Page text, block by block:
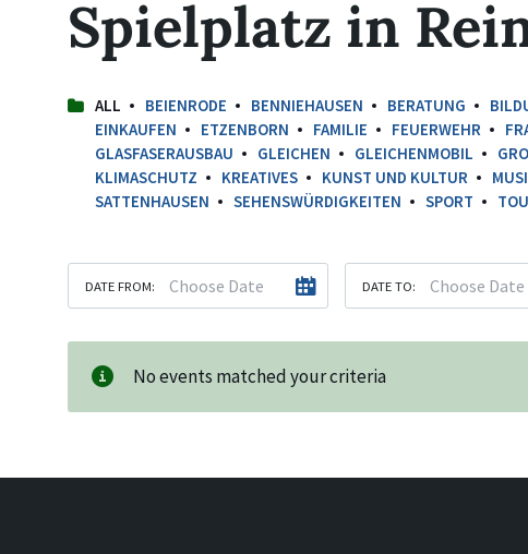
Spielplatz in
ALL BEIENRODE BENNIEHAUSEN BERATUNG
EINKAUFEN
ETZENBORN FAMILIE FEUERWEHR
GLASFASERAUSBAU
GLEICHEN GLEICHENMOBIL
KLIMASCHUTZ
KREATIVES KUNST UND KULTUR
SATTENHAUSEN
SEHENSWÜRDIGKEITEN SPORT
DATE FROM: DATE TO:
No events matched your criteria